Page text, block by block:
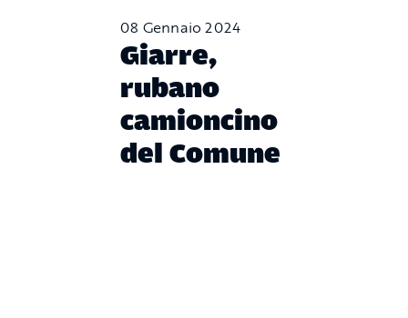
08 Gennaio 2024
Giarre,
rubano
camioncino
del Comune